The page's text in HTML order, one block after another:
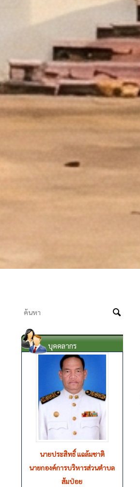
บุคคลากร
นายรุ่งโรจน์ สำอางค์
รองนายกองค์การบริหารส่วนตำบล
ส้มป่อย (คนที่ 1)